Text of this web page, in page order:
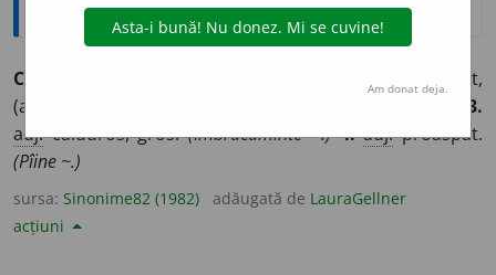
CALD
dogorit, fierbinte, încins, infierbîntat,
(astăzi rar) înfoc
3.
adj.călduros, gros.(Îmbrăcăminte ~.) 4. adj.proaspăt.
(Pîine ~.)
sursa: Sinonime82 (1982) adăugată de LauraGellner
acțiuni
Am donat deja.